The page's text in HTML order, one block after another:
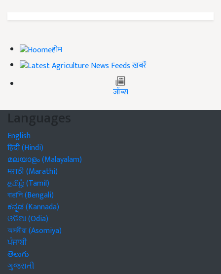
होम
ख़बरें
जॉब्स
Languages
English
हिंदी (Hindi)
മലയാളം (Malayalam)
मराठी (Marathi)
தமிழ் (Tamil)
বাঙালি (Bengali)
ಕನ್ನಡ (Kannada)
ଓଡିଆ (Odia)
অসমীয়া (Asomiya)
ਪੰਜਾਬੀ
తెలుగు
ગુજરાતી